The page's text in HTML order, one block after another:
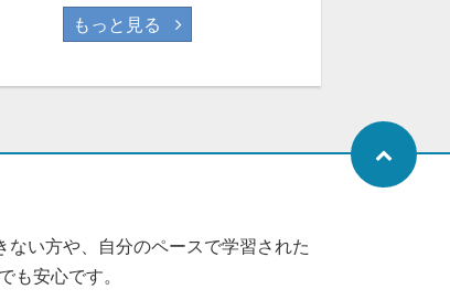
もっと見る
い方や、自分のペースで学習された
安心です。